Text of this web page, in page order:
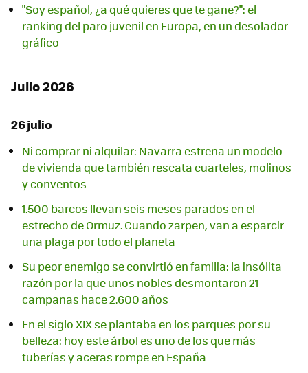
"Soy español, ¿a qué quieres que te gane?": el
ranking del paro juvenil en Europa, en un desolador
gráfico
Julio 2026
26 julio
Ni comprar ni alquilar: Navarra estrena un modelo
de vivienda que también rescata cuarteles, molinos
y conventos
1.500 barcos llevan seis meses parados en el
estrecho de Ormuz. Cuando zarpen, van a esparcir
una plaga por todo el planeta
Su peor enemigo se convirtió en familia: la insólita
razón por la que unos nobles desmontaron 21
campanas hace 2.600 años
En el siglo XIX se plantaba en los parques por su
belleza: hoy este árbol es uno de los que más
tuberías y aceras rompe en España